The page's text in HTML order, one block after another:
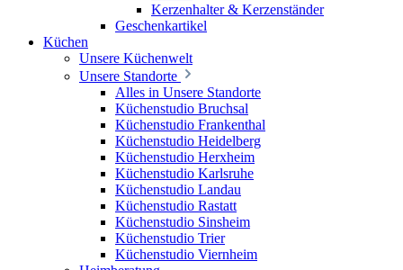
Kerzenhalter & Kerzenständer
Geschenkartikel
Küchen
Unsere Küchenwelt
Unsere Standorte
Alles in Unsere Standorte
Küchenstudio Bruchsal
Küchenstudio Frankenthal
Küchenstudio Heidelberg
Küchenstudio Herxheim
Küchenstudio Karlsruhe
Küchenstudio Landau
Küchenstudio Rastatt
Küchenstudio Sinsheim
Küchenstudio Trier
Küchenstudio Viernheim